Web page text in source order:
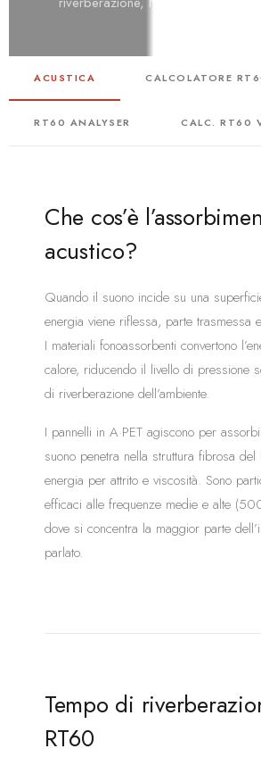
ACUSTICA CALCOLATORE
RT60 ANALYSER CALC. RT60
Che cos’è
acustico?
Quando il suono incide su una
energia viene riflessa, parte trasmessa
I materiali fonoassorbenti convertono
calore, riducendo il livello di pressione
di riverberazione dell’ambiente.
I pannelli in A·PET agiscono per
suono penetra nella struttura fibrosa
energia per attrito e viscosità. Sono
efficaci alle frequenze medie e alte
dove si concentra la maggior parte
parlato.
Tempo di
RT60